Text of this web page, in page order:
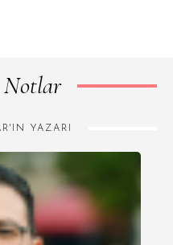
Notlar
YAZARI